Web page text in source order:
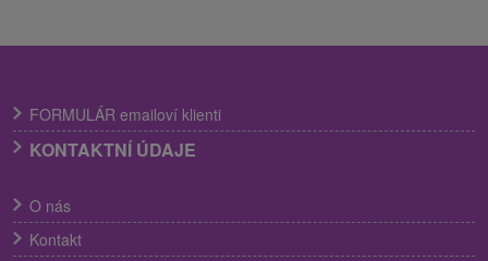
FORMULÁR emailoví klienti
KONTAKTNÍ ÚDAJE
O nás
Kontakt